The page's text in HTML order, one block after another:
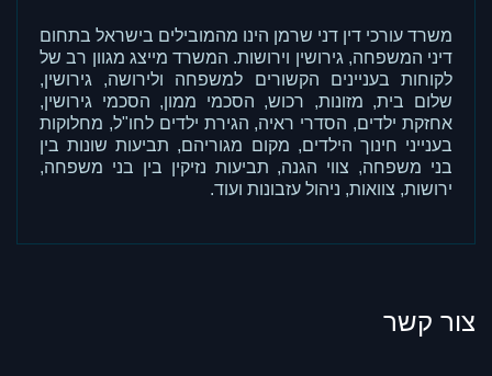
משרד עורכי דין דני שרמן הינו מהמובילים בישראל בתחום
דיני המשפחה, גירושין וירושות. המשרד מייצג מגוון רב של
לקוחות בעניינים הקשורים למשפחה ולירושה, גירושין,
שלום בית, מזונות, רכוש, הסכמי ממון, הסכמי גירושין,
אחזקת ילדים, הסדרי ראיה, הגירת ילדים לחו"ל, מחלוקות
בענייני חינוך הילדים, מקום מגוריהם, תביעות שונות בין
בני משפחה, צווי הגנה, תביעות נזיקין בין בני משפחה,
ירושות, צוואות, ניהול עזבונות ועוד.
צור קשר